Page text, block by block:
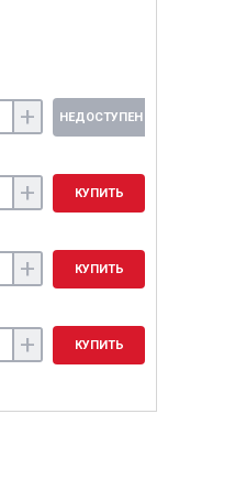
+ НЕДОСТУПЕН
+ КУПИТЬ
+ КУПИТЬ
+ КУПИТЬ